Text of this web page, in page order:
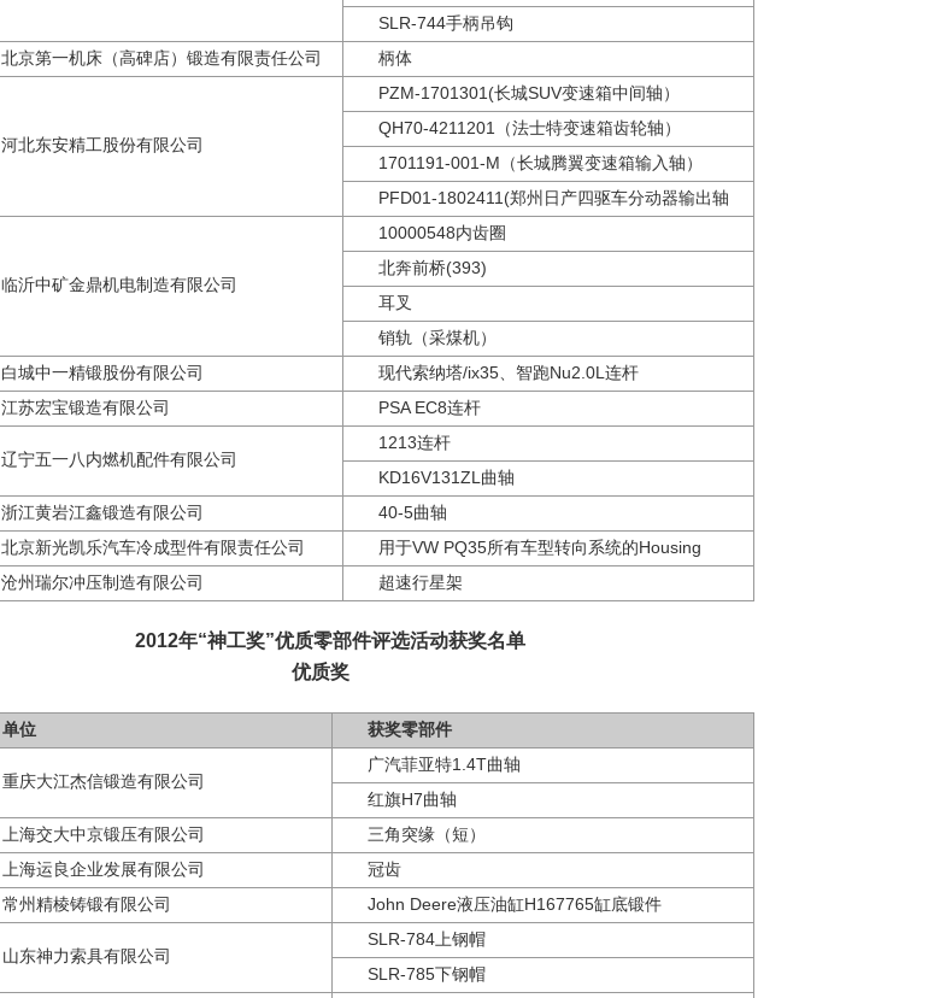
SLR-744手柄吊钩
北京第一机床（高碑店）锻造有限责任公司 柄体
河北东安精工股份有限公司
PZM-1701301(长城SUV变速箱中间轴）
QH70-4211201（法士特变速箱齿轮轴）
1701191-001-M（长城腾翼变速箱输入轴）
PFD01-1802411(郑州日产四驱车分动器输出轴
临沂中矿金鼎机电制造有限公司
10000548内齿圈
北奔前桥(393)
耳叉
销轨（采煤机）
白城中一精锻股份有限公司
现代索纳塔/ix35、智跑Nu2.0L连杆
江苏宏宝锻造有限公司 PSA EC8连杆
辽宁五一八内燃机配件有限公司
1213连杆
KD16V131ZL曲轴
浙江黄岩江鑫锻造有限公司
40-5曲轴
北京新光凯乐汽车冷成型件有限责任公司
用于VW PQ35所有车型转向系统的Housing
沧州瑞尔冲压制造有限公司 超速行星架
2012年“神工奖”优质零部件评选活动获奖名单
优质奖
单位 获奖零部件
重庆大江杰信锻造有限公司
广汽菲亚特1.4T曲轴
红旗H7曲轴
上海交大中京锻压有限公司
三角突缘（短）
上海运良企业发展有限公司
冠齿
常州精棱铸锻有限公司 John Deere液压油缸H167765缸底锻件
山东神力索具有限公司
SLR-784上钢帽
SLR-785下钢帽